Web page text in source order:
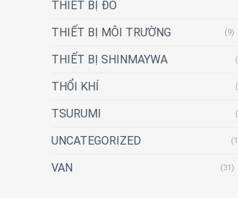
THIẾT BỊ ĐO
THIẾT BỊ MÔI TRƯỜNG (9)
THIẾT BỊ SHINMAYWA
THỔI KHÍ
TSURUMI
UNCATEGORIZED
VAN (31)